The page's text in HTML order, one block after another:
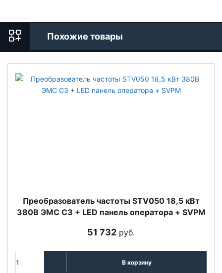
Похожие товары
Преобразователь частоты STV050 18,5 кВт
380В ЭМС С3 + LED панель оператора + SVPM
51 732 руб.
В корзину